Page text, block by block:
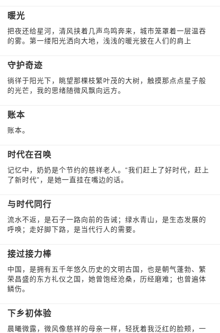
暖光
把夜还给星河，清风挟着几声鸟鸣奔来，城市笼罩着一层温吞
的雾。第一缕阳光洒向大地，浅浅的暖光披在人们的肩上
守护奇迹
徜徉于阳光下，眺望那棵枝繁叶茂的大树，触摸那点点星子般
的光芒，我的思绪随微风飘向远方。
账本
账本。
时代在召唤
记忆中，奶奶是个节约的慈祥老人。“我们赶上了好时代，赶上
了新时代”，是她一直挂在嘴边的话。
与时代同行
流水不返，是石子一路向前的告诫；绿水青山，是生态发展的
呼唤；走好脚下路，是当代行人的需要。
接过接力棒
中国，是拥有五千年悠久历史的文明古国，也是朝气蓬勃、繁
荣昌盛的东方礼仪之国，她曾饱经沧桑，历经磨难；也曾遍体
鳞伤。
下乡初体验
晨曦微露，微风像慈祥的母亲一样，轻抚着我泛红的脸颊，一